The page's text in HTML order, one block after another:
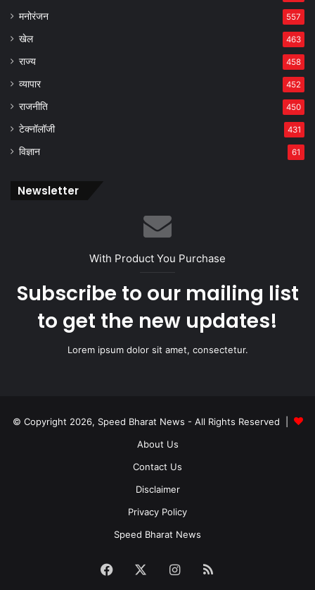
मनोरंजन 557
खेल 463
राज्य 458
व्यापार 452
राजनीति 450
टेक्नॉलॉजी 431
विज्ञान 61
Newsletter
With Product You Purchase
Subscribe to our mailing list
to get the new updates!
Lorem ipsum dolor sit amet, consectetur.
© Copyright 2026, Speed Bharat News - All Rights Reserved |
About Us
Contact Us
Disclaimer
Privacy Policy
Speed Bharat News
Facebook Instagram
RSS